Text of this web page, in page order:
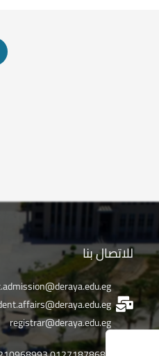
للاتصال بنا
registrar@deraya.edu.eg